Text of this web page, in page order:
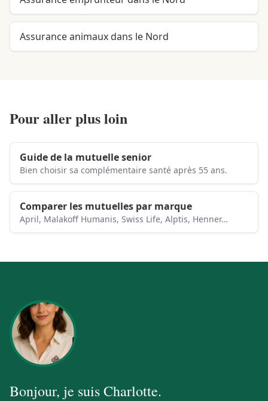
Assurance animaux dans le Nord
Pour aller plus loin
Guide de la mutuelle senior
Bien choisir sa complémentaire santé après 55 ans.
Comparer les mutuelles par marque
April, Malakoff Humanis, Swiss Life, Alptis, Henner…
Bonjour, je suisCharlotte.